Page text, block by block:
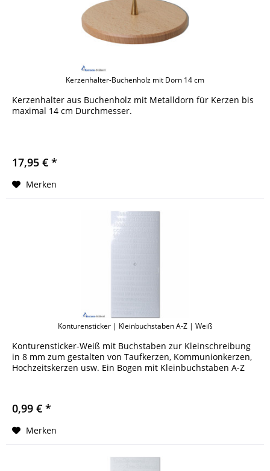
Kerzenhalter-Buchenholz mit Dorn 14 cm
Kerzenhalter aus Buchenholz mit Metalldorn für Kerzen bis
maximal 14 cm Durchmesser.
17,95 € *
Merken
Konturensticker | Kleinbuchstaben A-Z | Weiß
Konturensticker-Weiß mit Buchstaben zur Kleinschreibung
in 8 mm zum gestalten von Taufkerzen, Kommunionkerzen,
Hochzeitskerzen usw. Ein Bogen mit Kleinbuchstaben A-Z
0,99 € *
Merken